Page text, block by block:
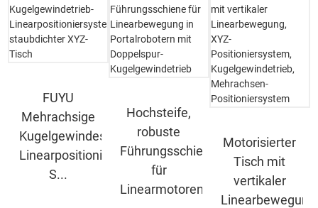
FUYU
Mehrachsige
Kugelgewindespindel
Linearpositionierung
S...
Hochsteife,
robuste
Führungsschiene
für
Linearmotoren...
Motorisierter
Tisch mit
vertikaler
Linearbewegung